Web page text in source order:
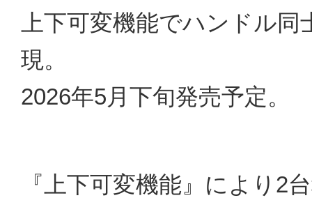
上下可変機能でハンドル
現。
2026年5月下旬発売予定。
『上下可変機能』により2